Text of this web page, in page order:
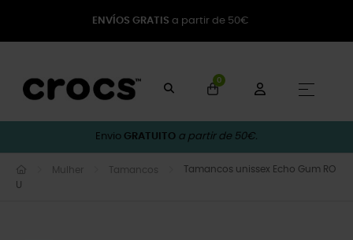
ENVÍOS GRATIS a partir de 50€
0
☰
Envio GRATUITO a partir de 50€.
Mulher Tamancos
Tamancos unissex Echo Gum RO
U